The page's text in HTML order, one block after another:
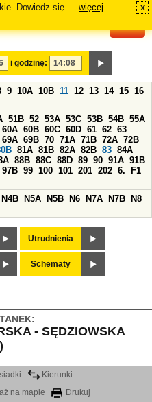
Dowiedz się
więcej x
i godzinę:
9 10A 10B 11 12 13 14 15 16
51B 52 53A 53C 53B 54B 55A
60A 60B 60C 60D 61 62 63
69A 69B 70 71A 71B 72A 72B
81A 81B 82A 82B 83 84A
88B 88C 88D 89 90 91A 91B
97B 99 100 101 201 202 6.
F1
N4B N5A N5B N6 N7A N7B
N8
Utrudnienia
Schematy
- SĘDZIOWSKA
Kierunki
na mapie
Drukuj